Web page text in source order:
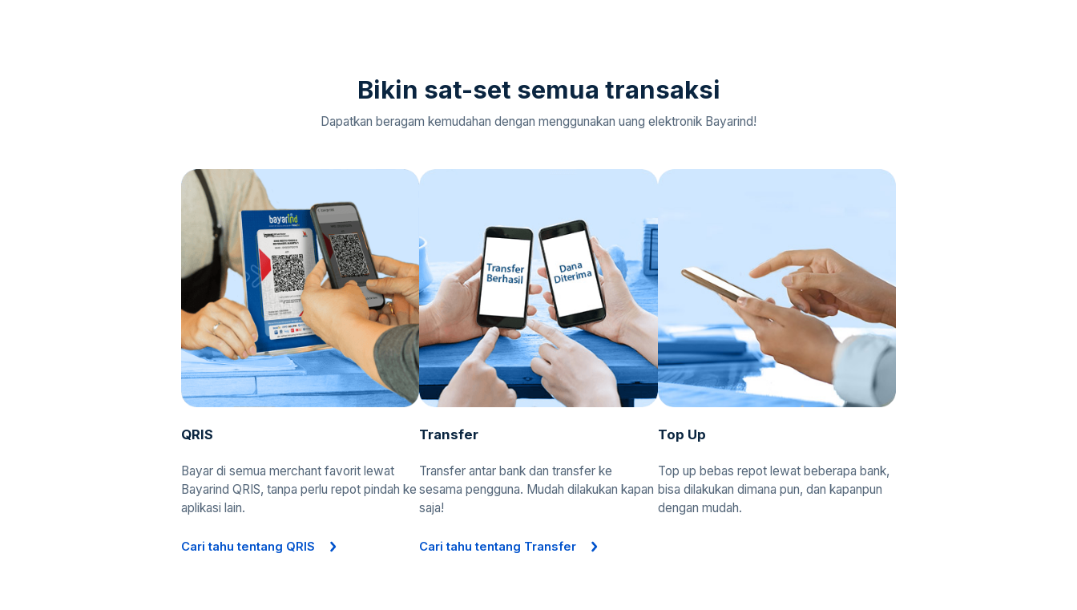
Bikin sat-set semua transaksi
Dapatkan beragam kemudahan dengan menggunakan uang elektronik Bayarind!
QRIS
Bayar di semua merchant favorit lewat
Bayarind QRIS, tanpa perlu repot pindah ke
aplikasi lain.
Cari tahu tentang QRIS
Transfer
Transfer antar bank dan transfer ke
sesama pengguna. Mudah dilakukan kapan
saja!
Cari tahu tentang Transfer
Top Up
Top up bebas repot lewat beberapa bank,
bisa dilakukan dimana pun, dan kapanpun
dengan mudah.